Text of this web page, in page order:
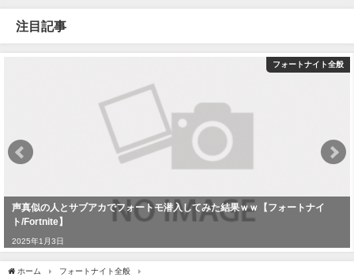
注目記事
フォートナイト全般
声真似の人とサブアカでフォートモ潜入してみた結果ｗｗ【フォートナイ
ト/Fortnite】
2025年1月3日
ホーム フォートナイト全般